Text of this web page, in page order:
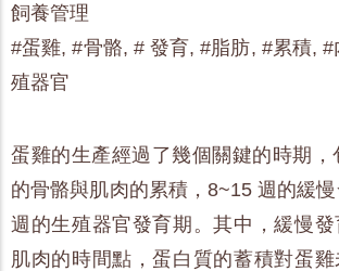
飼養管理
#蛋雞, #骨骼, # 發育, #脂肪, #累積, #
殖器官
蛋雞的生產經過了幾個關鍵的時期，
的骨骼與肌肉的累積，8~15 週的緩
週的生殖器官發育期。其中，緩慢
肌肉的時間點，蛋白質的蓄積對蛋